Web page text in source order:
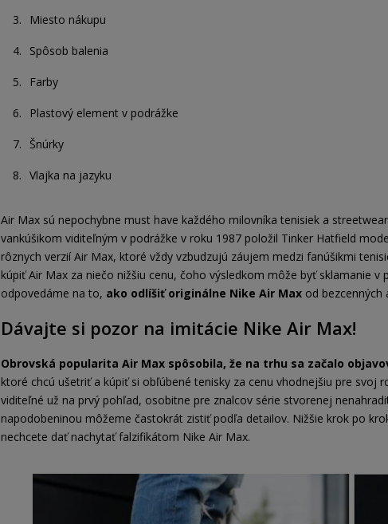
Miesto nákupu
Spôsob balenia
Farby
Plastový element v podrážke
Šnúrky
Vlajka na jazyku
Air Max sú nepochybne must have každého milovníka tenisiek a
vankúšikom viditeľným v podrážke v roku 1987 položil Tinker Hatfield
rôznych verzií Air Max, ktoré vždy vzbudzujú záujem medzi fanúšikmi
kúpiť Air Max za niečo nižšiu cenu, čoho výsledkom môže byť sklamanie
odpovedáme na to, ako odlíšiť originálne Nike Air Max od bezcenných
Dávajte si pozor na imitácie Nike Air Max!
Obrovská popularita Air Max spôsobila, že na trhu sa začalo
ktoré chcú ušetriť a kúpiť si obľúbené tenisky za cenu vhodnejšiu pre svoj
viditeľné už na prvý pohľad, osobitne pre znalcov série stvorenej
napodobeninou môžeme častokrát zistiť podľa detailov. Nižšie krok po
nechcete dať nachytať falzifikátom Nike Air Max.